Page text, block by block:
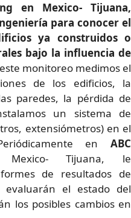
en Mexico- Tijuana,
para conocer el
ya construidos o
bajo la influencia de
monitoreo medimos el
de los edificios, la
paredes, la pérdida de
un sistema de
extensiómetros) en el
en ABC
Mexico- Tijuana, le
de resultados de
evaluarán el estado del
los posibles cambios en